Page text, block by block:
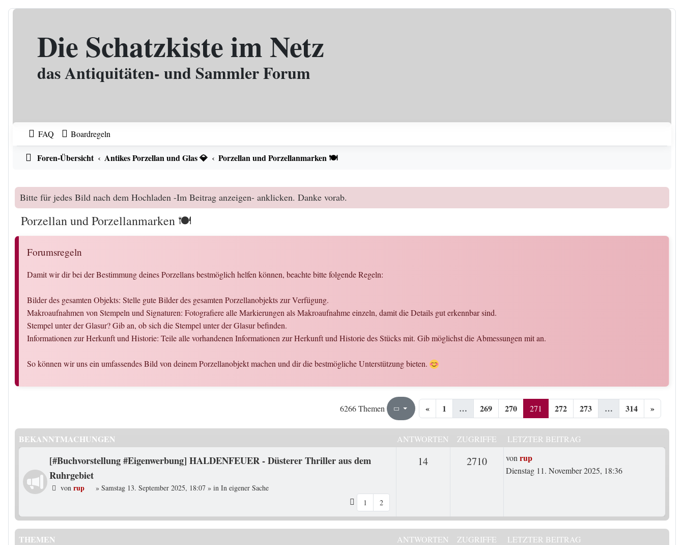
Zum Inhalt
Die Schatzkiste im Netz
das Antiquitäten- und Sammler Forum
FAQ Boardregeln
Foren-Übersicht Antikes Porzellan und Glas 💎 Porzellan und Porzellanmarken 🍽️
Bitte für jedes Bild nach dem Hochladen -Im Beitrag anzeigen- anklicken. Danke vorab.
Porzellan und Porzellanmarken 🍽️
Forumsregeln
Damit wir dir bei der Bestimmung deines Porzellans bestmöglich helfen können, beachte bitte folgende Regeln:
Bilder des gesamten Objekts: Stelle gute Bilder des gesamten Porzellanobjekts zur Verfügung.
Makroaufnahmen von Stempeln und Signaturen: Fotografiere alle Markierungen als Makroaufnahme einzeln, damit die Details gut erkennbar sind.
Stempel unter der Glasur? Gib an, ob sich die Stempel unter der Glasur befinden.
Informationen zur Herkunft und Historie: Teile alle vorhandenen Informationen zur Herkunft und Historie des Stücks mit. Gib möglichst die Abmessungen mit an.
So können wir uns ein umfassendes Bild von deinem Porzellanobjekt machen und dir die bestmögliche Unterstützung bieten.
6266 Themen Seite271von 314
« 1 … 269 270 271 272 273 … 314 »
BEKANNTMACHUNGEN ANTWORTEN ZUGRIFFE LETZTER BEITRAG
[#Buchvorstellung #Eigenwerbung] HALDENFEUER - Düsterer Thriller aus dem
Ruhrgebiet
von rup » Samstag 13. September 2025, 18:07 » in In eigener Sache
1
2
14Antworten2710ZugriffeLetzter Beitrag
vonrup
Dienstag 11. November 2025, 18:36
THEMEN ANTWORTEN ZUGRIFFE LETZTER BEITRAG